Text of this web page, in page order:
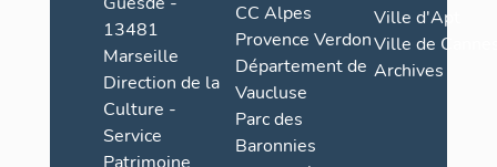
13481
Marseille
Direction de la
Culture -
Service
CC Alpes
Provence Verdon
Département de
Vaucluse
Parc des
Baronnies
Ville d'Apt
Ville de
Archives